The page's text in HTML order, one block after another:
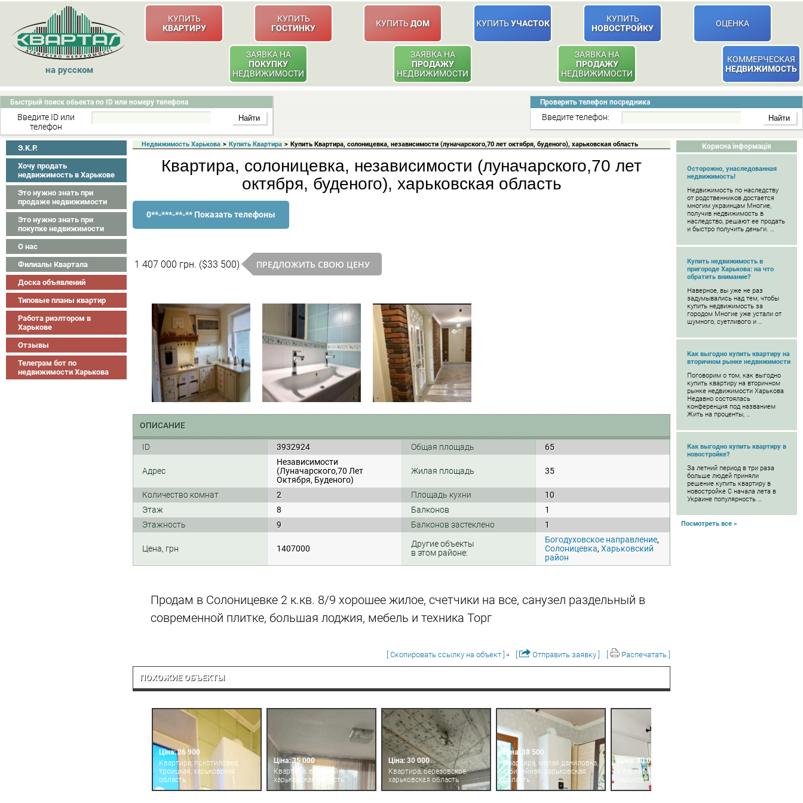
на русском
КУПИТЬ
КВАРТИРУ
КУПИТЬ
ГОСТИНКУ
КУПИТЬДОМ КУПИТЬУЧАСТОК
КУПИТЬ
НОВОСТРОЙКУ
ОЦЕНКА
ЗАЯВКА НА
ПОКУПКУ
НЕДВИЖИМОСТИ
ЗАЯВКА НА
ПРОДАЖУ
НЕДВИЖИМОСТИ
ЗАЯВКА НА
ПРОДАЖУ
НЕДВИЖИМОСТИ
КОММЕРЧЕСКАЯ
НЕДВИЖИМОСТЬ
Быстрый поиск обьекта по ID или номеру телефона
Введите ID или
телефон
Проверить телефон посредника
Введите телефон:
Э.K.P.
Хочу продать
недвижимость в Харькове
Это нужно знать при
продаже недвижимости
Это нужно знать при
покупке недвижимости
О нас
Филиалы Квартала
Доска объявлений
Типовые планы квартир
Работа риэлтором в
Харькове
Отзывы
Телеграм бот по
недвижимости Харькова
Корисна інформація
Осторожно, унаследованная
недвижимость!
Недвижимость по наследству
от родственников достается
многим украинцам Многие,
получив недвижимость в
наследство, решают ее продать
и быстро получить деньги. …
Купить недвижимость в
пригороде Харькова: на что
обратить внимание?
Наверное, вы уже не раз
задумывались над тем, чтобы
купить недвижимость за
городом Многие уже устали от
шумного, суетливого и …
Как выгодно купить квартиру на
вторичном рынке недвижимости
Поговорим о том, как выгодно
купить квартиру на вторичном
рынке недвижимости Харькова
Недавно состоялась
конференция под названием
Жить на проценты, …
Как выгодно купить квартиру в
новостройке?
За летний период в три раза
больше людей приняли
решение купить квартиру в
новостройке С начала лета в
Украине популярность …
Посмотреть все »
Недвижимость Харькова > Купить Квартира > Купить Квартира, солоницевка, независимости (луначарского,70 лет октября, буденого), харьковская область
Квартира, солоницевка, независимости (луначарского,70 лет
октября, буденого), харьковская область
0**-***-**-** Показать телефоны
1 407 000 грн. ($33 500) ПРЕДЛОЖИТЬ СВОЮ ЦЕНУ
ОПИСАНИЕ
ID 3932924 Общая площадь 65
Адрес
Независимости
(Луначарского,70 Лет
Октября, Буденого)
Жилая площадь 35
Количество комнат 2 Площадь кухни
10
Этаж
8 Балконов
1
Этажность
9 Балконов застеклено 1
Цена, грн 1407000
Другие объекты
в этом районе:
Богодуховское направление,
Солоницевка, Харьковский
район
Продам в Солоницевке 2 к.кв. 8/9 хорошее жилое, счетчики на все, санузел раздельный в
современной плитке, большая лоджия, мебель и техника Торг
[ Скопировать ссылку на объект ] Отправить заявку ] Распечатать ]
ПОХОЖИЕ ОБЪЕКТЫ
Ціна: 26 900
Квартира, покотиловка,
троицкая, харьковская
область
Ціна: 35 000
Квартира, высокий,
харьковская область
Ціна: 30 000
Квартира, березовское,
харьковская область
Ціна: 38 500
Квартира, малая даниловка,
юбилейная, харьковская
область
Ціна: 30 000
Квартира, мерефа,
харьковская область